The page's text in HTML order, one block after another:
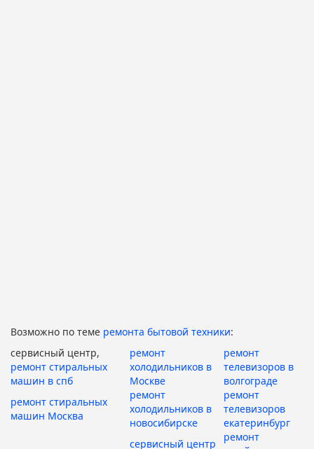
Возможно по теме ремонта бытовой техники:
сервисный центр,
ремонт стиральных
машин в спб
ремонт
холодильников в
Москве
ремонт
телевизоров в
волгограде
ремонт стиральных
машин Москва
ремонт
холодильников в
новосибирске
ремонт
телевизоров
екатеринбург
сервисный центр
ремонт